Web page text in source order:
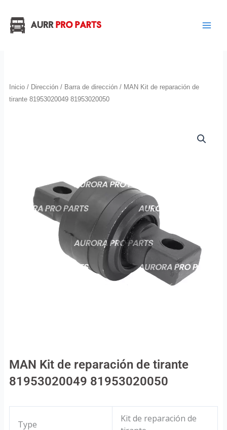
contenido
Inicio/ Dirección/ Barra de dirección/ MAN Kit de reparación de
tirante 81953020049 81953020050
MAN Kit de reparación de tirante
81953020049 81953020050
Type
Kit de reparación de